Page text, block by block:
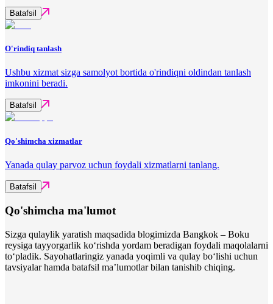
Batafsil
O'rindiq tanlash
Ushbu xizmat sizga samolyot bortida o'rindiqni oldindan tanlash
imkonini beradi.
Batafsil
Qo'shimcha xizmatlar
Yanada qulay parvoz uchun foydali xizmatlarni tanlang.
Batafsil
Qo'shimcha ma'lumot
Sizga qulaylik yaratish maqsadida blogimizda Bangkok – Boku
reysiga tayyorgarlik ko‘rishda yordam beradigan foydali maqolalarni
to‘pladik. Sayohatlaringiz yanada yoqimli va qulay bo‘lishi uchun
tavsiyalar hamda batafsil ma’lumotlar bilan tanishib chiqing.